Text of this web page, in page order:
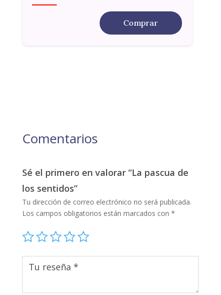
Comprar
Comentarios
Sé el primero en valorar “La pascua de
los sentidos”
Tu dirección de correo electrónico no será publicada.
Los campos obligatorios están marcados con *